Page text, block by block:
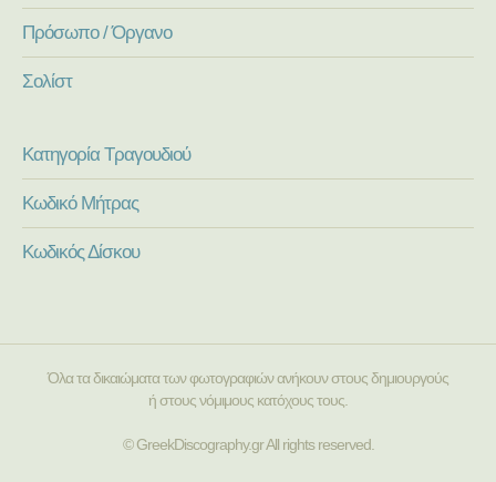
Πρόσωπο / Όργανο
Σολίστ
Κατηγορία Τραγουδιού
Κωδικό Μήτρας
Κωδικός Δίσκου
Όλα τα δικαιώματα των φωτογραφιών ανήκουν στους δημιουργούς
ή στους νόμιμους κατόχους τους.
© GreekDiscography.gr All rights reserved.